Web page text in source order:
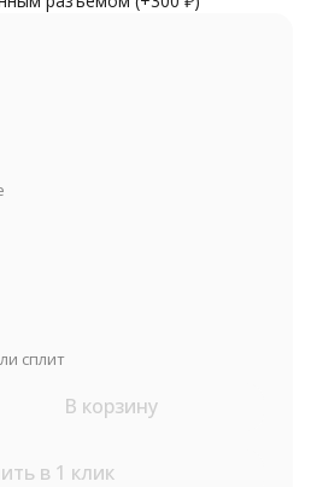
сплит
В корзину
в 1 клик